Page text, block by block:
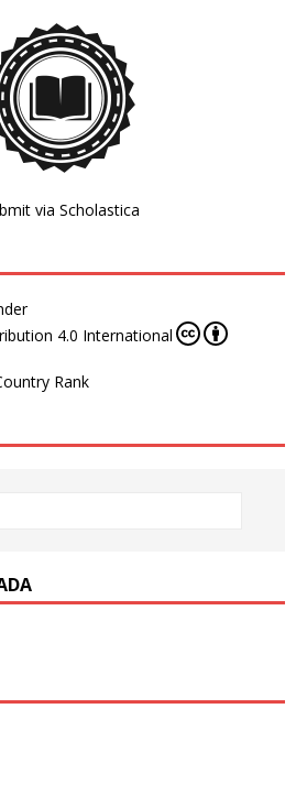
via Scholastica
4.0 International